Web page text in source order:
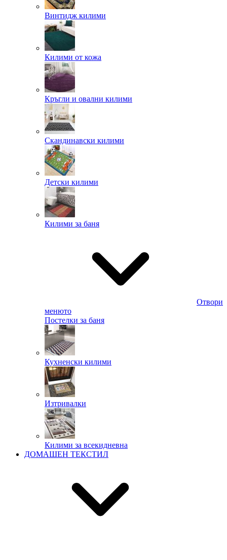
Винтидж килими
Килими от кожа
Кръгли и овални килими
Скандинавски килими
Детски килими
Килими за баня
Отвори
менюто
Постелки за баня
Кухненски килими
Изтривалки
Килими за всекидневна
ДОМАШЕН ТЕКСТИЛ